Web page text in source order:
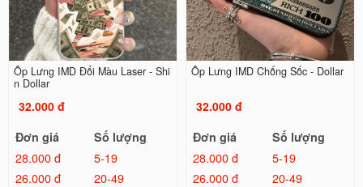
Ốp Lưng IMD Đổi Màu Laser - Shi
n Dollar
32.000 đ
Đơn giá
Số lượng
28.000 đ
5-19
26.000 đ
20-49
Ốp Lưng IMD Chống Sốc - Dollar
32.000 đ
Đơn giá
Số lượng
28.000 đ
5-19
26.000 đ
20-49